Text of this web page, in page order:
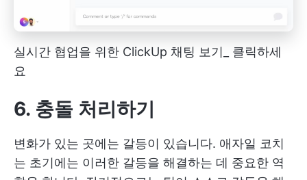
실시간 협업을 위한 ClickUp 채팅 보기_ 클릭하세
요
6. 충돌 처리하기
변화가 있는 곳에는 갈등이 있습니다. 애자일 코치
는 초기에는 이러한 갈등을 해결하는 데 중요한 역